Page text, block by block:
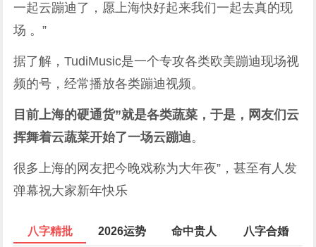
一起云蹦迪了，愿上海快好起来我们一起去真的现
场 。”
据了解，TudiMusic是一个专攻各类欧美蹦迪现场视
频的号，经常播放各类蹦迪视频。
目前上海的硬通货”就是各类蔬菜，于是，网友们云
挥舞着云蔬菜开始了一场云蹦迪。
很多上海的网友把今晚戏称为大年夜”，甚至有人发
弹幕祝大家新年快乐
八字精批 2026运势 命中贵人 八字合婚